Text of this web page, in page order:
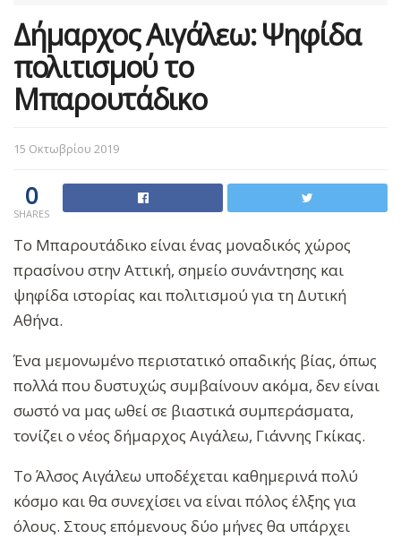
Δήμαρχος Αιγάλεω: Ψηφίδα
πολιτισμού το
Μπαρουτάδικο
15 Οκτωβρίου 2019
0
SHARES
Το Μπαρουτάδικο είναι ένας μοναδικός χώρος
πρασίνου στην Αττική, σημείο συνάντησης και
ψηφίδα ιστορίας και πολιτισμού για τη Δυτική
Αθήνα.
Ένα μεμονωμένο περιστατικό οπαδικής βίας, όπως
πολλά που δυστυχώς συμβαίνουν ακόμα, δεν είναι
σωστό να μας ωθεί σε βιαστικά συμπεράσματα,
τονίζει ο νέος δήμαρχος Αιγάλεω, Γιάννης Γκίκας.
Το Άλσος Αιγάλεω υποδέχεται καθημερινά πολύ
κόσμο και θα συνεχίσει να είναι πόλος έλξης για
όλους. Στους επόμενους δύο μήνες θα υπάρχει